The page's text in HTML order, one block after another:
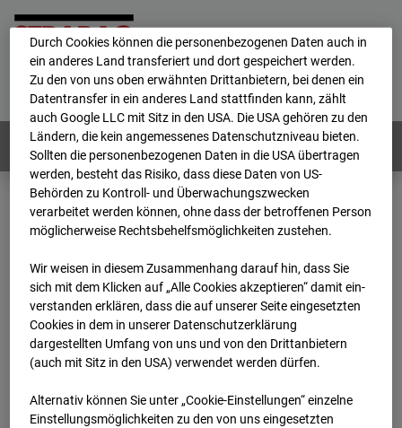
Home E-Mail Impressum
Login
Deutsch / English
Webcams: Alle Länder
Home
Deutschland
BC-176 BV-Ausbau Bonatzbau -Cam5
Archiv
2026
07 08 09:45
BC-176 BV-Ausbau
Bonatzbau -Cam5
Arnulf Klett Platz, 70173 Stuttgart
Durch Cookies können die personenbezogenen Daten auch in
ein anderes Land transferiert und dort gespeichert werden.
Zu den von uns oben erwähnten Drittanbietern, bei denen ein
Datentransfer in ein anderes Land stattfinden kann, zählt
auch Google LLC mit Sitz in den USA. Die USA gehören zu den
Ländern, die kein angemessenes Datenschutzniveau bieten.
Sollten die personenbezogenen Daten in die USA übertragen
werden, besteht das Risiko, dass diese Daten von US-
Behörden zu Kontroll- und Überwachungszwecken
verarbeitet werden können, ohne dass der betroffenen Person
möglicherweise Rechtsbehelfsmöglichkeiten zustehen.
Wir weisen in diesem Zusammenhang darauf hin, dass Sie
sich mit dem Klicken auf „Alle Cookies akzeptieren“ damit ein­
ver­standen erklären, dass die auf unserer Seite eingesetzten
Cookies in dem in unserer Datenschutzerklärung
dargestellten Umfang von uns und von den Drittanbietern
(auch mit Sitz in den USA) verwendet werden dürfen.
Alternativ können Sie unter „Cookie-Einstellungen“ einzelne
Einstellungsmöglichkeiten zu den von uns eingesetzten